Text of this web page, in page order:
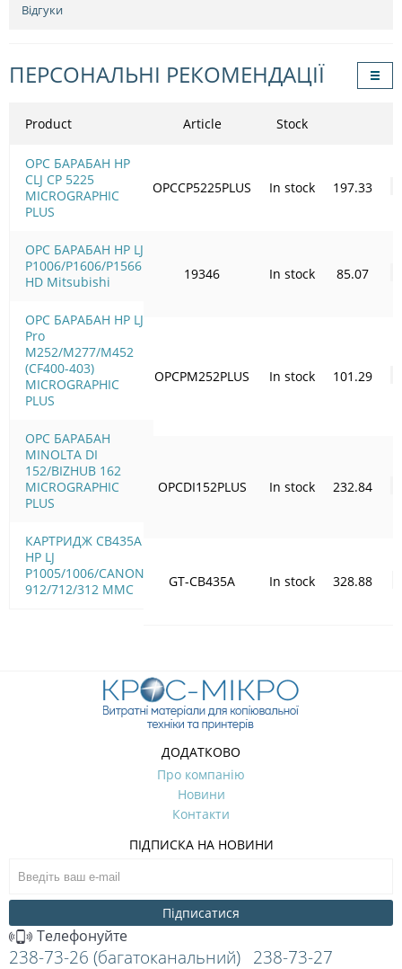
Відгуки
ПЕРСОНАЛЬНІ РЕКОМЕНДАЦІЇ
Product
OPC БАРАБАН HP
CLJ CP 5225
MICROGRAPHIC
PLUS
OPC БАРАБАН HP LJ
P1006/Р1606/Р1566
HD Mitsubishi
OPC БАРАБАН HP LJ
Pro
M252/M277/M452
(CF400-403)
MICROGRAPHIC
PLUS
OPC БАРАБАН
MINOLTA DI
152/BIZHUB 162
MICROGRAPHIC
PLUS
КАРТРИДЖ CB435A
HP LJ
P1005/1006/CANON
912/712/312 MMC
Article Stock
OPCCP5225PLUS In stock 197.33
19346 In stock 85.07
OPCPM252PLUS In stock 101.29
OPCDI152PLUS In stock 232.84
GT-CB435A In stock 328.88
ДОДАТКОВО
Про компанію
Новини
Контакти
ПІДПИСКА НА НОВИНИ
Підписатися
Телефонуйте
238-73-26 (багатоканальний) 238-73-27